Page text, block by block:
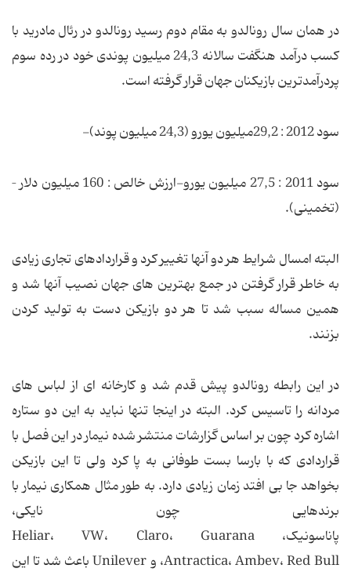
در همان سال رونالدو به مقام دوم رسید رونالدو در رئال مادرید با
کسب درآمد هنگفت سالانه 24,3 میلیون پوندی خود در رده سوم
پردرآمدترین بازیکنان جهان قرار گرفته است.
سود 2012 : 29,2میلیون یورو (24,3 میلیون پوند)-
سود 2011 : 27,5 میلیون یورو-ارزش خالص : 160 میلیون دلار –
(تخمینی).
البته امسال شرایط هر دو آنها تغییر کرد و قراردادهای تجاری زیادی
به خاطر قرار گرفتن در جمع بهترین های جهان نصیب آنها شد و
همین مساله سبب شد تا هر دو بازیکن دست به تولید کردن
بزنند.
در این رابطه رونالدو پیش قدم شد و کارخانه ای از لباس های
مردانه را تاسیس کرد. البته در اینجا تنها نباید به این دو ستاره
اشاره کرد چون بر اساس گزارشات منتشر شده نیمار در این فصل با
قراردادی که با بارسا بست طوفانی به پا کرد ولی تا این بازیکن
بخواهد جا بی افتد زمان زیادی دارد. به طور مثال همکاری نیمار با
برندهایی چون نایکی،
پاناسونیک، Heliar، VW، Claro، Guarana
Antractica، Ambev، Red Bull، و Unilever باعث شد تا این